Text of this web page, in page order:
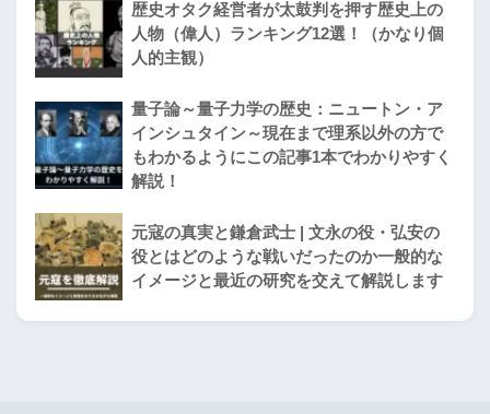
歴史オタク経営者が太鼓判を押す歴史上の
人物（偉人）ランキング12選！（かなり個
人的主観）
量子論～量子力学の歴史：ニュートン・ア
インシュタイン～現在まで理系以外の方で
もわかるようにこの記事1本でわかりやすく
解説！
元寇の真実と鎌倉武士 | 文永の役・弘安の
役とはどのような戦いだったのか一般的な
イメージと最近の研究を交えて解説します